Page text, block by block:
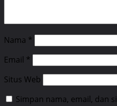
Nama *
Email *
Situs Web
Simpan nama, email, dan